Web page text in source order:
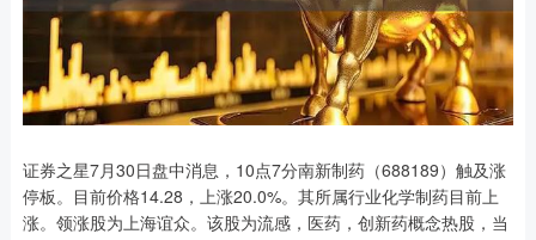
证券之星7月30日盘中消息，10点7分南新制药（688189）触及涨
停板。目前价格14.28，上涨20.0%。其所属行业化学制药目前上
涨。领涨股为上海谊众。该股为流感，医药，创新药概念热股，当